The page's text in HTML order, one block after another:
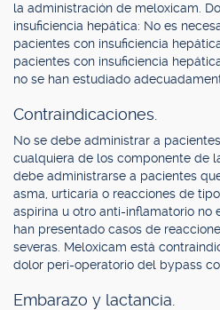
la administración de meloxicam.
insuficiencia hepática: No es
pacientes con insuficiencia
pacientes con insuficiencia
no se han estudiado
Contraindicaciones.
No se debe administrar a
cualquiera de los componente de
debe administrarse a pacientes
asma, urticaria o reacciones de
aspirina u otro anti-inflamatorio no
han presentado casos de
severas. Meloxicam está
dolor peri-operatorio del bypass
Embarazo y lactancia.